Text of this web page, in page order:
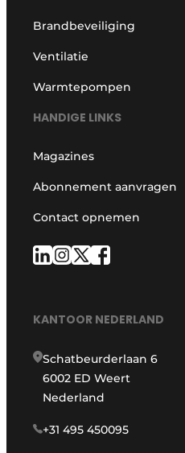
Brandbeveiliging
Ventilatie
Warmtepompen
HANDIGE LINKS
Magazines
Abonnement aanvragen
Contact opnemen
KANTOOR NEDERLAND
Schatbeurderlaan 6
6002 ED Weert
Nederland
+31 495 450095